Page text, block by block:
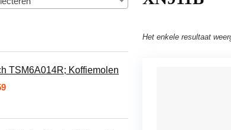
TSM6A014R; Koffiemolen
Het enkele resultaat